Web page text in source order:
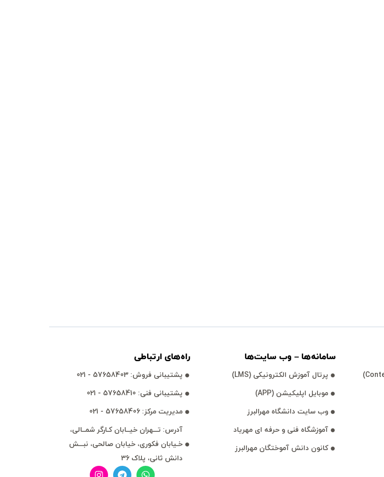
سامانه‌ها – وب سايت‌ها
پرتال آموزش الكترونیكی (LMS)
موبايل اپليكيشن (APP)
وب سايت دانشگاه مهرالبرز
آموزشگاه فنی و حرفه ای مهرياد
كانون دانش آموختگان مهرالبرز
راه‌های ارتباطی
پشتيبانی فروش: 57658403 - 021
پشتيبانی فنی: 57658410 - 021
مديريت مركز: 57658406 - 021
آدرس: تـــهران خيــابان كـارگر شمــالی،
خـيابان فكوری، خيابان صالحی، نبـــش
دانش ثانی، پلاک 36